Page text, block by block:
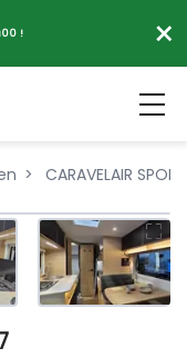
! ×
CARAVELAIR